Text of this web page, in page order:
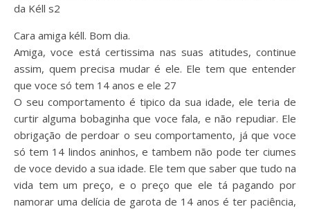
da Kéll s2
Cara amiga kéll. Bom dia.
Amiga, voce está certissima nas suas atitudes, continue
assim, quem precisa mudar é ele. Ele tem que entender
que voce só tem 14 anos e ele 27
O seu comportamento é tipico da sua idade, ele teria de
curtir alguma bobaginha que voce fala, e não repudiar. Ele
obrigação de perdoar o seu comportamento, já que voce
só tem 14 lindos aninhos, e tambem não pode ter ciumes
de voce devido a sua idade. Ele tem que saber que tudo na
vida tem um preço, e o preço que ele tá pagando por
namorar uma delícia de garota de 14 anos é ter paciência,